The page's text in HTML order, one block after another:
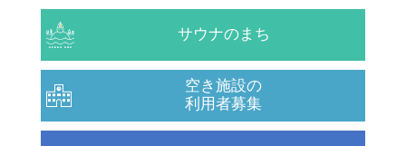
サウナのまち
空き施設の
利用者募集